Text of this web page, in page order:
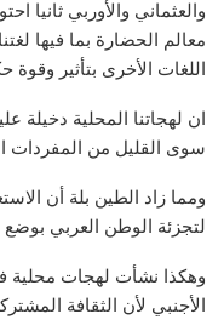
والعثماني والأوربي ثانيا
معالم الحضارة بما فيها
اللغات الأخرى بتأثير
ان لهجاتنا المحلية دخيلة
سوى القليل من المفردات
ومما زاد الطين بلة أن
لتجزئة الوطن العربي
وهكذا نشأت لهجات محلية
الأجنبي لأن الثقافة